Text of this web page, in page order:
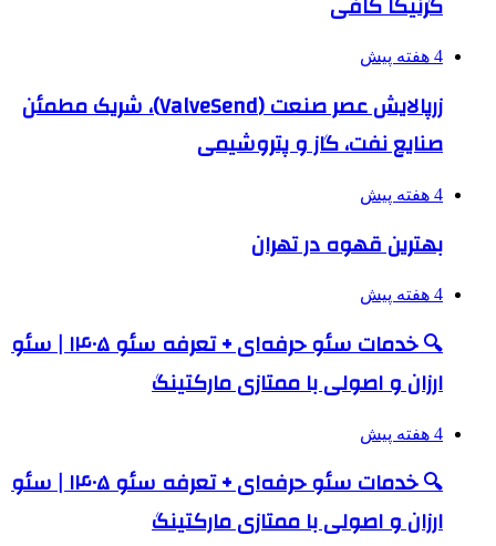
4 هفته پیش
زرپالایش عصر صنعت (ValveSend)، شریک مطمئن
صنایع نفت، گاز و پتروشیمی
4 هفته پیش
بهترین قهوه در تهران
4 هفته پیش
🔍 خدمات سئو حرفه‌ای + تعرفه سئو ۱۴۰۵ | سئو
ارزان و اصولی با ممتازی مارکتینگ
4 هفته پیش
🔍 خدمات سئو حرفه‌ای + تعرفه سئو ۱۴۰۵ | سئو
ارزان و اصولی با ممتازی مارکتینگ